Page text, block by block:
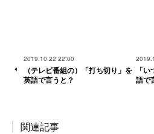
2019.10.22 22:00
（テレビ番組の）「打ち切り」を
英語で言うと？
「
語で
関連記事